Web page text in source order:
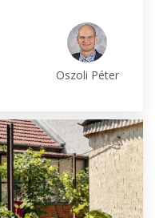
Oszoli Péter